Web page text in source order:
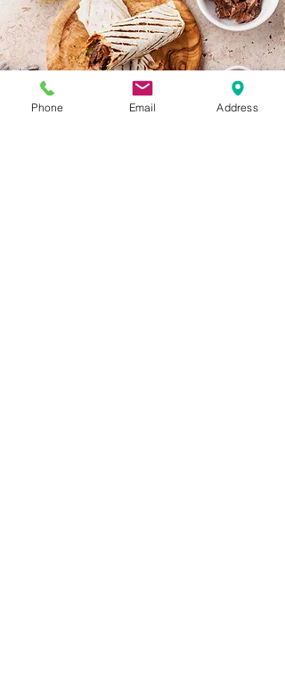
Phone Email Address